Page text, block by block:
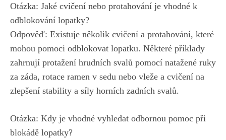
Otázka: Jaké cvičení nebo protahování je vhodné k
odblokování lopatky?
Odpověď: Existuje několik cvičení a protahování, které
mohou pomoci odblokovat lopatku. Některé příklady
zahrnují protažení hrudních svalů pomocí natažené ruky
za záda, rotace ramen v sedu nebo vleže a cvičení na
zlepšení stability a síly horních zadních svalů.
Otázka: Kdy je vhodné vyhledat odbornou pomoc při
blokádě lopatky?